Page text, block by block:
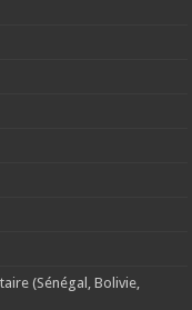
(Sénégal, Bolivie,